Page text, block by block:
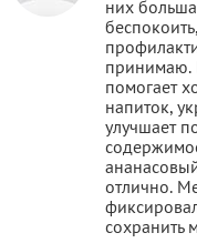
них
принимаю.
помогает
напиток,
улучшает
отлично.
сохранить